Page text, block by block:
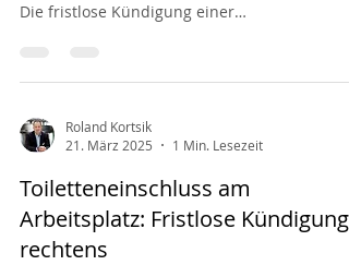
Die fristlose Kündigung einer
Roland Kortsik
21. März 2025
1 Min. Lesezeit
Toiletteneinschluss am
Arbeitsplatz: Fristlose Kündigung
rechtens